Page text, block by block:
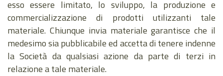
esso essere limitato, lo sviluppo, la produzione e
commercializzazione di prodotti utilizzanti tale
materiale. Chiunque invia materiale garantisce che il
medesimo sia pubblicabile ed accetta di tenere indenne
la Società da qualsiasi azione da parte di terzi in
relazione a tale materiale.